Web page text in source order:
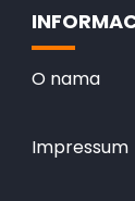
O nama
Impressum